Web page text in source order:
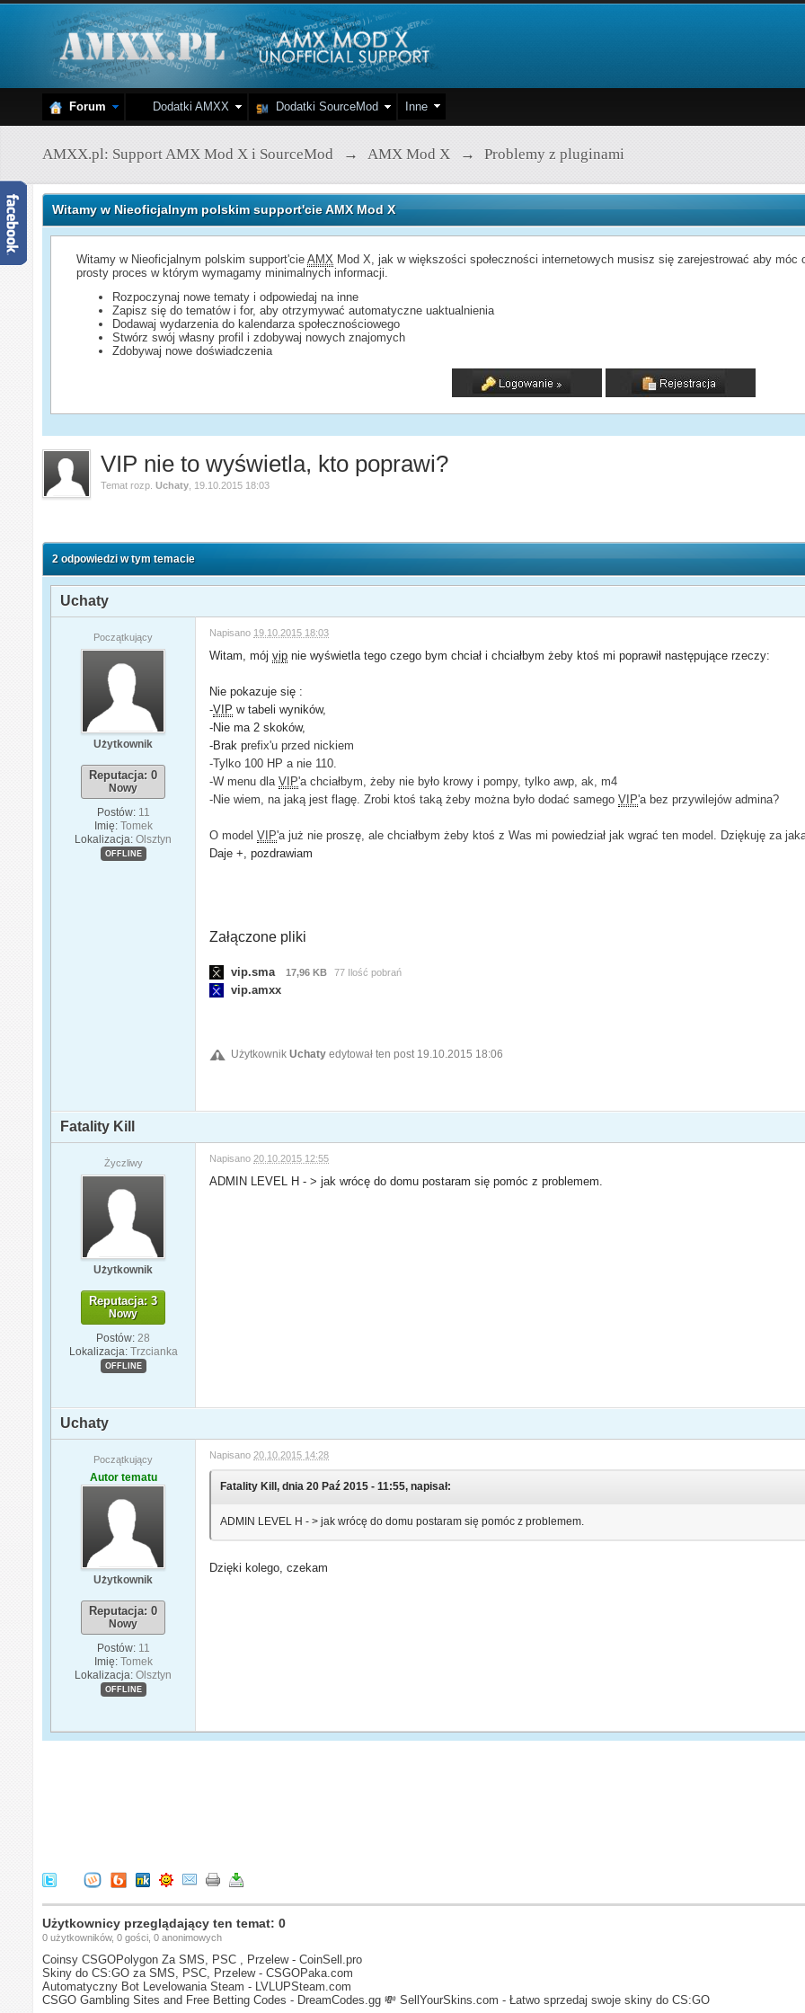
Forum Dodatki AMXX Dodatki SourceMod Inne
AMXX.pl: Support AMX Mod X i SourceMod → AMX Mod X → Problemy z pluginami
Witamy w Nieoficjalnym polskim support'cie AMX Mod X
Witamy w Nieoficjalnym polskim support'cieAMX Mod X, jak w większości społeczności internetowych musisz się zarejestrować aby
prosty proces w którym wymagamy minimalnych informacji.
Rozpoczynaj nowe tematy i odpowiedaj na inne
Zapisz się do tematów i for, aby otrzymywać automatyczne uaktualnienia
Dodawaj wydarzenia do kalendarza społecznościowego
Stwórz swój własny profil i zdobywaj nowych znajomych
Zdobywaj nowe doświadczenia
VIP nie to wyświetla, kto poprawi?
Temat rozp.Uchaty 19.10.2015 18:03
2 odpowiedzi w tym temacie
Uchaty
Początkujący
Użytkownik
Reputacja: 0
Nowy
Postów: 11
Imię: Tomek
Lokalizacja: Olsztyn
OFFLINE
Napisano 19.10.2015 18:03
Witam, mójvip nie wyświetla tego czego bym chciał i chciałbym żeby ktoś mi poprawił następujące rzeczy:
Nie pokazuje się :
-VIP w tabeli wyników,
-Nie ma 2 skoków,
-Brak prefix'u przed nickiem
-Tylko 100 HP a nie 110.
-W menu dlaVIP'a chciałbym, żeby nie było krowy i pompy, tylko awp, ak, m4
-Nie wiem, na jaką jest flagę. Zrobi ktoś taką żeby można było dodać samegoVIP'a bez przywilejów admina?
O modelVIP'a już nie proszę, ale chciałbym żeby ktoś z Was mi powiedział jak wgrać ten model. Dziękuję za
Daje +, pozdrawiam
Załączone pliki
vip.sma 17,96 KB 77 Ilość pobrań
vip.amxx
UżytkownikUchaty edytował ten post 19.10.2015 18:06
Fatality Kill
Życzliwy
Użytkownik
Reputacja: 3
Nowy
Postów: 28
Lokalizacja: Trzcianka
OFFLINE
Napisano 20.10.2015 12:55
ADMIN LEVEL H - > jak wrócę do domu postaram się pomóc z problemem.
Uchaty
Początkujący
Autor tematu
Użytkownik
Reputacja: 0
Nowy
Postów: 11
Imię: Tomek
Lokalizacja: Olsztyn
OFFLINE
Napisano 20.10.2015 14:28
Fatality Kill, dnia 20 Paź 2015 - 11:55, napisał:
ADMIN LEVEL H - > jak wrócę do domu postaram się pomóc z problemem.
Dzięki kolego, czekam
Użytkownicy przeglądający ten temat: 0
0 użytkowników, 0 gości, 0 anonimowych
Coinsy CSGOPolygon Za SMS, PSC , Przelew - CoinSell.pro
Skiny do CS:GO za SMS, PSC, Przelew - CSGOPaka.com
Automatyczny Bot Levelowania Steam - LVLUPSteam.com
CSGO Gambling Sites and Free Betting Codes - DreamCodes.gg 💸 SellYourSkins.com - Łatwo sprzedaj swoje skiny do CS:GO